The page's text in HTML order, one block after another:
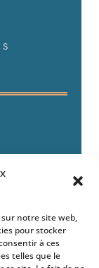
notre site web,
pour stocker
à ces
telles que le